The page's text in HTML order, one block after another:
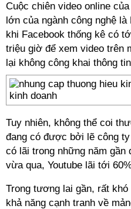
Cuộc chiên video online
lớn của ngành công nghệ là
khi Facebook thống kê có
triệu giờ để xem video trên
lại không công khai thông
Tuy nhiên, không thể coi
đang có được bởi lẽ công
có lãi trong những năm gần
vừa qua, Youtube lãi tới
Trong tương lai gần, rất
khả năng cạnh tranh về